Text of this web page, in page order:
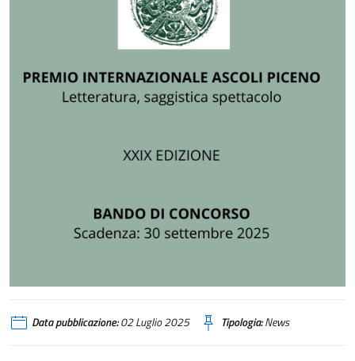
Data pubblicazione:02 Luglio 2025 Tipologia:News